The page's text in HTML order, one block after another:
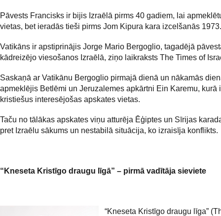
Pāvests Francisks ir bijis Izraēlā pirms 40 gadiem, lai
vietas, bet ieradās tieši pirms Jom Kipura kara izcelšanās
Vatikāns ir apstiprinājis Jorge Mario Bergoglio, tagadējā
kādreizējo viesošanos Izraēlā, ziņo laikraksts The Times of
Saskaņā ar Vatikānu Bergoglio pirmajā dienā un nākamās
apmeklējis Betlēmi un Jeruzalemes apkārtni Ein Karemu, kurā
kristiešus interesējošas apskates vietas.
Taču no tālākas apskates viņu atturēja Ēģiptes un Sīrijas
pret Izraēlu sākums un nestabilā situācija, ko izraisīja konflikts.
“Kneseta Kristīgo draugu līgā” – pirmā vadītāja sieviete
“Kneseta Kristīgo draugu līga”